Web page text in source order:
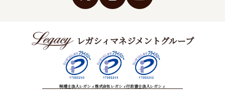
レガシィマネジメントグループ
税理士法人レガシィ株式会社レガシィ行政書士法人レガシィ